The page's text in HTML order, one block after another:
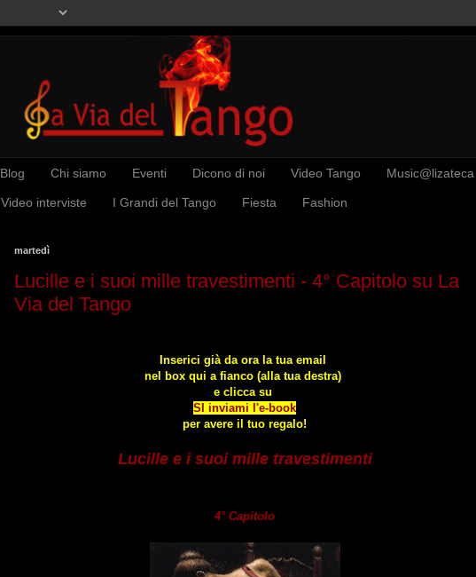
Blog Chi siamo Eventi Dicono di noi Video Tango Music@lizateca
Video interviste I Grandi del Tango Fiesta Fashion
martedì
Lucille e i suoi mille travestimenti - 4° Capitolo su La
Via del Tango
Inserici già da ora la tua email
nel box qui a fianco (alla tua destra)
e clicca su
SI inviami l'e-book
per avere il tuo regalo!
Lucille e i suoi mille travestimenti
4° Capitolo